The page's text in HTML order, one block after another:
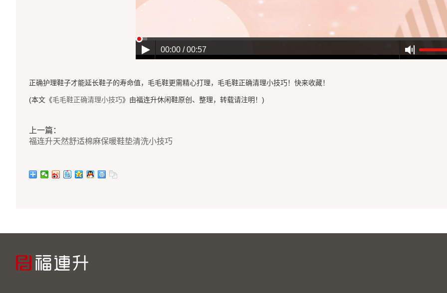
00:00 / 00:57
正确护理鞋子才能延长鞋子的寿命值，毛毛鞋更需精心打理，毛毛鞋正确清理小技巧！快来收藏！
(本文《毛毛鞋正确清理小技巧》由福连升休闲鞋原创、整理，转载请注明！)
上一篇：
​福连升天然舒适棉麻保暖鞋垫清洗小技巧